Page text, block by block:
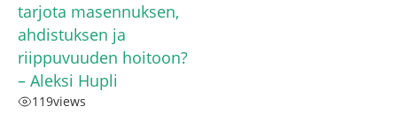
tarjota masennuksen,
ahdistuksen ja
riippuvuuden hoitoon?
– Aleksi Hupli
119views